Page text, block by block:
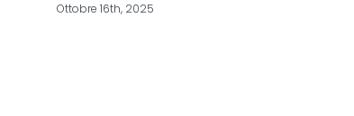
Ottobre 16th, 2025